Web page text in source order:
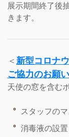
展示期間終了後
きます。
＜ 新型コロナ
ご協力のお願い
天使の窓を含む
スタッフの
消毒液の設置